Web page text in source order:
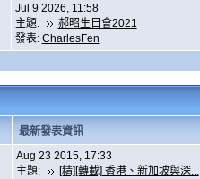
Jul 9 2026, 11:58
主題:
郝昭生日會2021
發表: CharlesFen
最新發表資訊
Aug 23 2015, 17:33
主題:
[精][轉載] 香港、新加坡與深...